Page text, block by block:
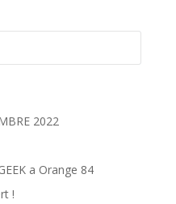
2022
a Orange 84
!